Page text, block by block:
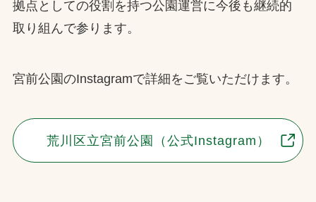
拠点としての役割を持つ公園運営に今後も継続的
取り組んで参ります。
宮前公園のInstagramで詳細をご覧いただけます。
荒川区立宮前公園（公式Instagram）